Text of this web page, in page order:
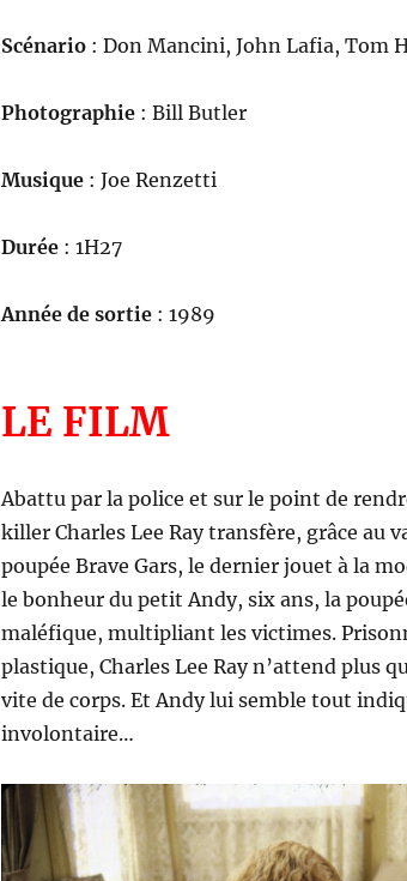
Scénario: Don Mancini, John Lafia, Tom
Photographie: Bill Butler
Musique: Joe Renzetti
Durée: 1H27
Année de sortie : 1989
LE FILM
Abattu par la police et sur le point de
killer Charles Lee Ray transfère, grâce au
poupée Brave Gars, le dernier jouet à la
le bonheur du petit Andy, six ans, la
maléfique, multipliant les victimes.
plastique, Charles Lee Ray n’attend plus
vite de corps. Et Andy lui semble tout
involontaire…